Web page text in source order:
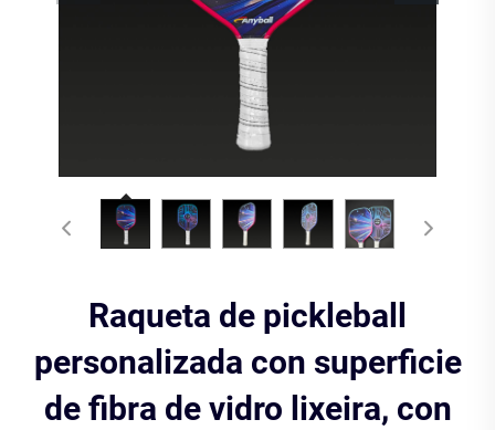
Raqueta de pickleball
personalizada con superficie
de fibra de vidro lixeira, con